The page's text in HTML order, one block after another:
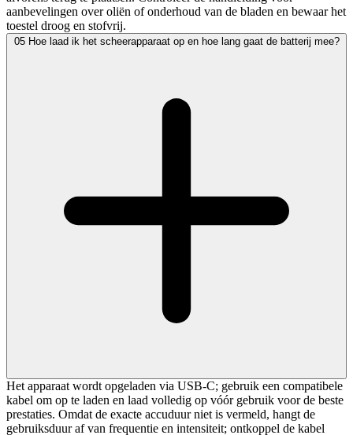
aanbevelingen over oliën of onderhoud van de bladen en bewaar het
toestel droog en stofvrij.
05 Hoe laad ik het scheerapparaat op en hoe lang gaat de batterij mee?
Het apparaat wordt opgeladen via USB‑C; gebruik een compatibele
kabel om op te laden en laad volledig op vóór gebruik voor de beste
prestaties. Omdat de exacte accuduur niet is vermeld, hangt de
gebruiksduur af van frequentie en intensiteit; ontkoppel de kabel